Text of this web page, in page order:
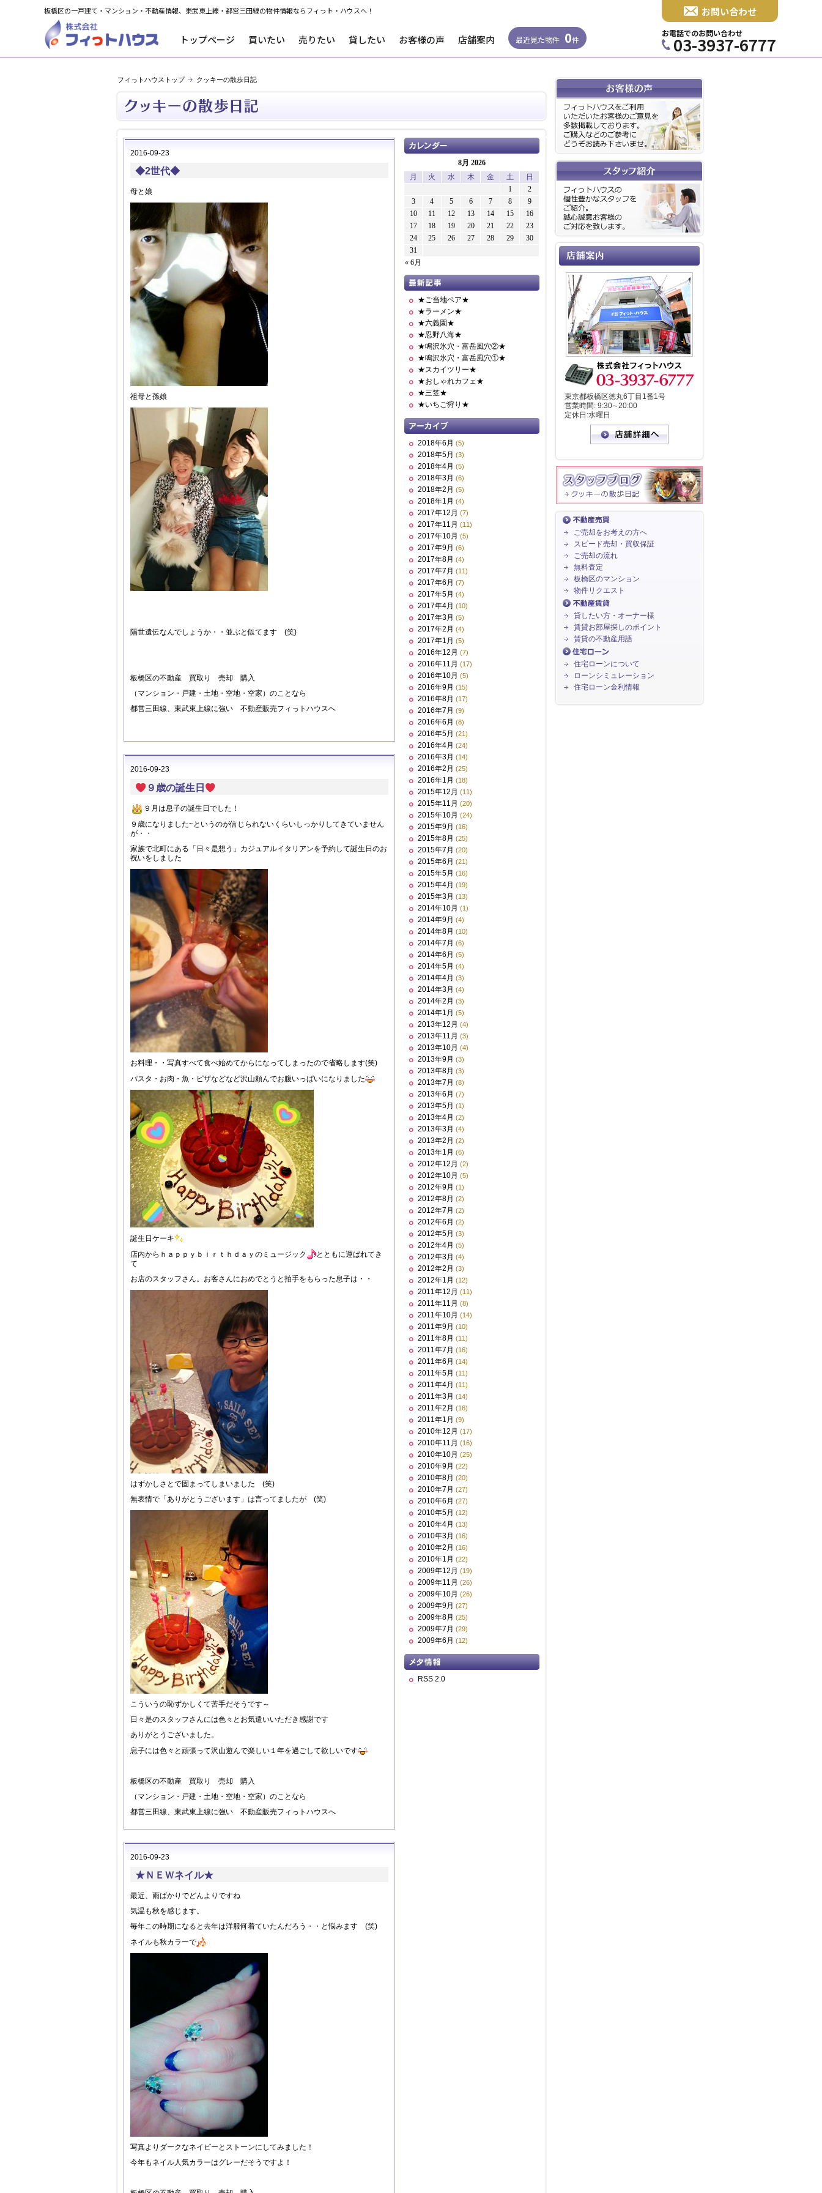
板橋区の一戸建て・マンション・不動産情報、東武東上線・都営三田線の物件情報ならフィっト・ハウスへ！
トップページ 買いたい 売りたい 貸したい お客様の声 店舗案内 最近見た物件 0件
お問い合わせ
お電話でのお問い合わせ
03-3937-6777
フィっトハウストップ クッキーの散歩日記
2016-09-23
◆2世代◆
母と娘
祖母と孫娘
隔世遺伝なんでしょうか・・並ぶと似てます (笑)
板橋区の不動産 買取り 売却 購入
（マンション・戸建・土地・空地・空家）のことなら
都営三田線、東武東上線に強い 不動産販売フィっトハウスへ
2016-09-23
９歳の誕生日
９月は息子の誕生日でした！
９歳になりました~というのが信じられないくらいしっかりしてきていません
が・・
家族で北町にある「日々是想う」カジュアルイタリアンを予約して誕生日のお
祝いをしました
お料理・・写真すべて食べ始めてからになってしまったので省略します(笑)
パスタ・お肉・魚・ピザなどなど沢山頼んでお腹いっぱいになりました
誕生日ケーキ
店内からｈａｐｐｙｂｉｒｔｈｄａｙのミュージック
とともに運ばれてき
て
お店のスタッフさん。お客さんにおめでとうと拍手をもらった息子は・・
はずかしさとで固まってしまいました (笑)
無表情で「ありがとうございます」は言ってましたが (笑)
こういうの恥ずかしくて苦手だそうです～
日々是のスタッフさんには色々とお気遣いいただき感謝です
ありがとうございました。
息子には色々と頑張って沢山遊んで楽しい１年を過ごして欲しいです
板橋区の不動産 買取り 売却 購入
（マンション・戸建・土地・空地・空家）のことなら
都営三田線、東武東上線に強い 不動産販売フィっトハウスへ
2016-09-23
★ＮＥＷネイル★
最近、雨ばかりでどんよりですね
気温も秋を感じます。
毎年この時期になると去年は洋服何着ていたんだろう・・と悩みます (笑)
ネイルも秋カラーで
写真よりダークなネイビーとストーンにしてみました！
今年もネイル人気カラーはグレーだそうですよ！
8月 2026
月
火 水 木 金 土 日
« 6月
1
2
3
4 5 6 7 8
9
10
11 12 13 14 15
16
17
18 19 20 21 22
23
24
25 26 27 28 29
30
31
★ご当地ベア★
★ラーメン★
★六義園★
★忍野八海★
★鳴沢氷穴・富岳風穴②★
★鳴沢氷穴・富岳風穴①★
★スカイツリー★
★おしゃれカフェ★
★三笠★
★いちご狩り★
2018年6月 (5)
2018年5月 (3)
2018年4月 (5)
2018年3月 (6)
2018年2月 (5)
2018年1月 (4)
2017年12月 (7)
2017年11月 (11)
2017年10月 (5)
2017年9月 (6)
2017年8月 (4)
2017年7月 (11)
2017年6月 (7)
2017年5月 (4)
2017年4月 (10)
2017年3月 (5)
2017年2月 (4)
2017年1月 (5)
2016年12月 (7)
2016年11月 (17)
2016年10月 (5)
2016年9月 (15)
2016年8月 (17)
2016年7月 (9)
2016年6月 (8)
2016年5月 (21)
2016年4月 (24)
2016年3月 (14)
2016年2月 (25)
2016年1月 (18)
2015年12月 (11)
2015年11月 (20)
2015年10月 (24)
2015年9月 (16)
2015年8月 (25)
2015年7月 (20)
2015年6月 (21)
2015年5月 (16)
2015年4月 (19)
2015年3月 (13)
2014年10月 (1)
2014年9月 (4)
2014年8月 (10)
2014年7月 (6)
2014年6月 (5)
2014年5月 (4)
2014年4月 (3)
2014年3月 (4)
2014年2月 (3)
2014年1月 (5)
2013年12月 (4)
2013年11月 (3)
2013年10月 (4)
2013年9月 (3)
2013年8月 (3)
2013年7月 (8)
2013年6月 (7)
2013年5月 (1)
2013年4月 (2)
2013年3月 (4)
2013年2月 (2)
2013年1月 (6)
2012年12月 (2)
2012年10月 (5)
2012年9月 (1)
2012年8月 (2)
2012年7月 (2)
2012年6月 (2)
2012年5月 (3)
2012年4月 (5)
2012年3月 (4)
2012年2月 (3)
2012年1月 (12)
2011年12月 (11)
2011年11月 (8)
2011年10月 (14)
2011年9月 (10)
2011年8月 (11)
2011年7月 (16)
2011年6月 (14)
2011年5月 (11)
2011年4月 (11)
2011年3月 (14)
2011年2月 (16)
2011年1月 (9)
2010年12月 (17)
2010年11月 (16)
2010年10月 (25)
2010年9月 (22)
2010年8月 (20)
2010年7月 (27)
2010年6月 (27)
2010年5月 (12)
2010年4月 (13)
2010年3月 (16)
2010年2月 (16)
2010年1月 (22)
2009年12月 (19)
2009年11月 (26)
2009年10月 (26)
2009年9月 (27)
2009年8月 (25)
2009年7月 (29)
2009年6月 (12)
RSS 2.0
東京都板橋区徳丸6丁目1番1号
営業時間: 9:30∼20:00
定休日:水曜日
ご売却をお考えの方へ
スピード売却・買収保証
ご売却の流れ
無料査定
板橋区のマンション
物件リクエスト
貸したい方・オーナー様
賃貸お部屋探しのポイント
賃貸の不動産用語
住宅ローンについて
ローンシミュレーション
住宅ローン金利情報